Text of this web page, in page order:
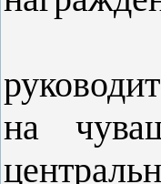
на